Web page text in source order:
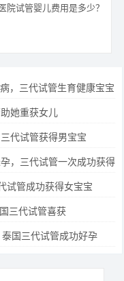
院试管婴儿费用是多少？
，三代试管生育健康宝宝
她重获女儿
代试管获得男宝宝
，三代试管一次成功获得
试管成功获得女宝宝
三代试管喜获
国三代试管成功好孕